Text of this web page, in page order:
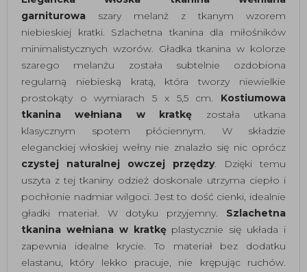
garniturowa szary melanż z tkanym wzorem
niebieskiej kratki. Szlachetna tkanina dla miłośników
minimalistycznych wzorów. Gładka tkanina w kolorze
szarego melanżu została subtelnie ozdobiona
regularną niebieską kratą, która tworzy niewielkie
prostokąty o wymiarach 5 x 5,5 cm. Kostiumowa
tkanina wełniana w kratkę została utkana
klasycznym spotem płóciennym. W składzie
eleganckiej włoskiej wełny nie znalazło się nic oprócz
czystej naturalnej owczej przędzy. Dzięki temu
uszyta z tej tkaniny odzież doskonale utrzyma ciepło i
pochłonie nadmiar wilgoci. Jest to dość cienki, idealnie
gładki materiał. W dotyku przyjemny. Szlachetna
tkanina wełniana w kratkęplastycznie się układa i
zapewnia idealne krycie. To materiał bez dodatku
elastanu, który lekko pracuje, nie krępując ruchów.